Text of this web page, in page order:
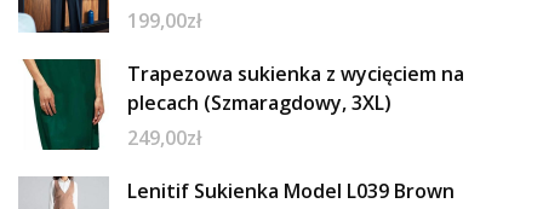
199,00zł
Trapezowa sukienka z wycięciem na
plecach (Szmaragdowy, 3XL)
249,00zł
Lenitif Sukienka Model L039 Brown